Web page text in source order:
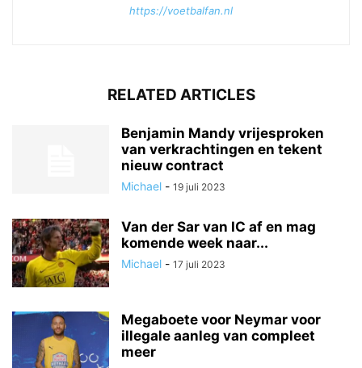
https://voetbalfan.nl
RELATED ARTICLES
Benjamin Mandy vrijesproken
van verkrachtingen en tekent
nieuw contract
Michael - 19 juli 2023
Van der Sar van IC af en mag
komende week naar...
Michael - 17 juli 2023
Megaboete voor Neymar voor
illegale aanleg van compleet
meer